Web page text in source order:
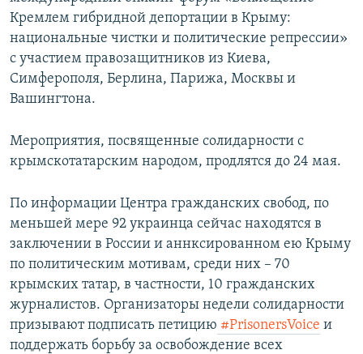
Кремлем гибридной депортации в Крыму:
национальные чистки и политические репрессии»
с участием правозащитников из Киева,
Симферополя, Берлина, Парижа, Москвы и
Вашингтона.
Мероприятия, посвященные солидарности с
крымскотатарским народом, продлятся до 24 мая.
По информации Центра гражданских свобод, по
меньшей мере 92 украинца сейчас находятся в
заключении в России и аннксированном ею Крыму
по политическим мотивам, среди них – 70
крымских татар, в частности, 10 гражданских
журналистов. Организаторы недели солидарности
призывают подписать петицию #PrisonersVoice и
поддержать борьбу за освобождение всех